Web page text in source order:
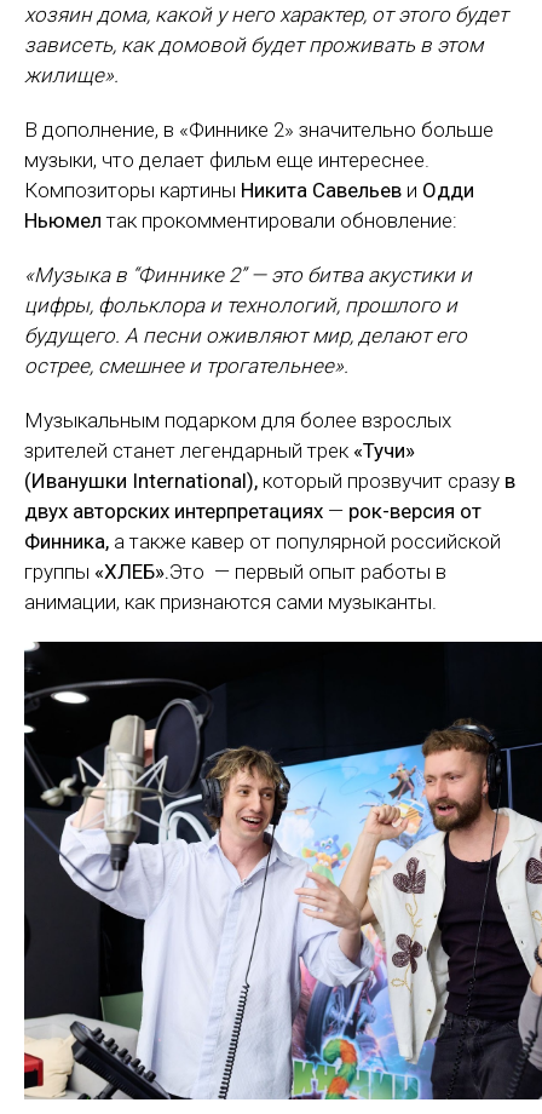
хозяин дома, какой у него характер, от этого будет
зависеть, как домовой будет проживать в этом
жилище».
В дополнение, в «Финнике 2» значительно больше
музыки, что делает фильм еще интереснее.
Композиторы картины Никита Савельев и Одди
Ньюмел так прокомментировали обновление:
«Музыка в “Финнике 2” — это битва акустики и
цифры, фольклора и технологий, прошлого и
будущего. А песни оживляют мир, делают его
острее, смешнее и трогательнее».
Музыкальным подарком для более взрослых
зрителей станет легендарный трек «Тучи»
(Иванушки International), который прозвучит сразу в
двух авторских интерпретациях — рок-версия от
Финника, а также кавер от популярной российской
группы «ХЛЕБ».Это — первый опыт работы в
анимации, как признаются сами музыканты.